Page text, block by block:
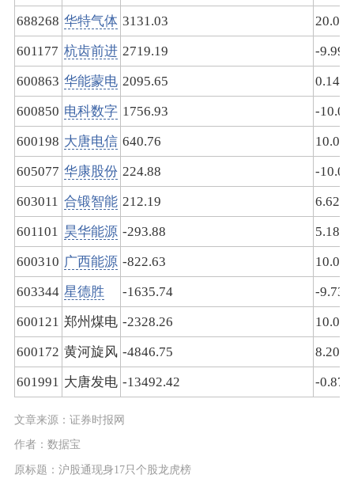
688268 华特气体 3131.03
20.00
601177 杭齿前进 2719.19
-9.99
600863 华能蒙电 2095.65
0.14
600850 电科数字 1756.93
-10.00
600198 大唐电信 640.76
10.06
605077 华康股份 224.88
-10.01
603011 合锻智能 212.19
6.62
601101 昊华能源 -293.88
5.18
600310 广西能源 -822.63
10.05
603344 星德胜 -1635.74
-9.73
600121 郑州煤电 -2328.26
10.06
600172 黄河旋风 -4846.75
8.20
601991 大唐发电 -13492.42 -0.87
文章来源：证券时报网
作者：数据宝
原标题：沪股通现身17只个股龙虎榜